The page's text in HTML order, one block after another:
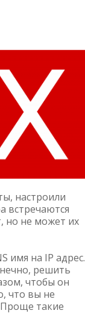
настроили
встречаются
но не может их
имя на IP адрес.
решить
чтобы он
что вы не
Проще такие